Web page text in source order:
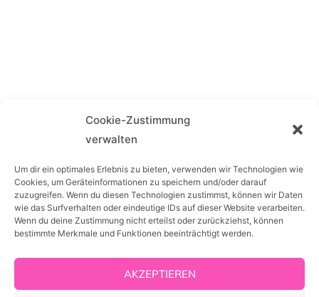
Cookie-Zustimmung
verwalten
Um dir ein optimales Erlebnis zu bieten, verwenden wir Technologien wie
Cookies, um Geräteinformationen zu speichern und/oder darauf
zuzugreifen. Wenn du diesen Technologien zustimmst, können wir Daten
wie das Surfverhalten oder eindeutige IDs auf dieser Website verarbeiten.
Wenn du deine Zustimmung nicht erteilst oder zurückziehst, können
bestimmte Merkmale und Funktionen beeinträchtigt werden.
AKZEPTIEREN
PRODUKTE
Login